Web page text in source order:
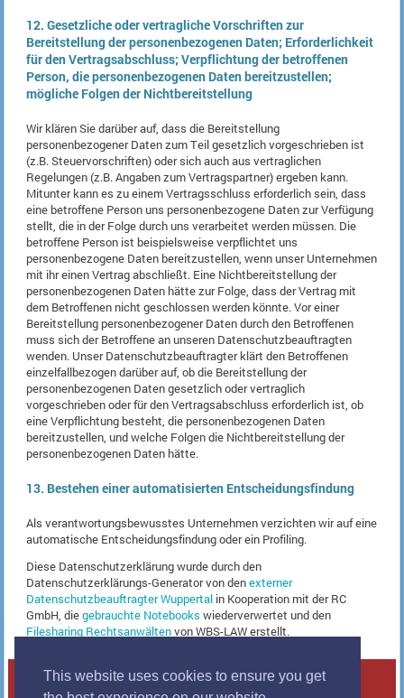
This website uses cookies to ensure you get
12. Gesetzliche oder vertragliche Vorschriften zur
Bereitstellung der personenbezogenen Daten; Erforderlichkeit
für den Vertragsabschluss; Verpflichtung der betroffenen
Person, die personenbezogenen Daten bereitzustellen;
mögliche Folgen der Nichtbereitstellung
Wir klären Sie darüber auf, dass die Bereitstellung
personenbezogener Daten zum Teil gesetzlich vorgeschrieben ist
(z.B. Steuervorschriften) oder sich auch aus vertraglichen
Regelungen (z.B. Angaben zum Vertragspartner) ergeben kann.
Mitunter kann es zu einem Vertragsschluss erforderlich sein, dass
eine betroffene Person uns personenbezogene Daten zur Verfügung
stellt, die in der Folge durch uns verarbeitet werden müssen. Die
betroffene Person ist beispielsweise verpflichtet uns
personenbezogene Daten bereitzustellen, wenn unser Unternehmen
mit ihr einen Vertrag abschließt. Eine Nichtbereitstellung der
personenbezogenen Daten hätte zur Folge, dass der Vertrag mit
dem Betroffenen nicht geschlossen werden könnte. Vor einer
Bereitstellung personenbezogener Daten durch den Betroffenen
muss sich der Betroffene an unseren Datenschutzbeauftragten
wenden. Unser Datenschutzbeauftragter klärt den Betroffenen
einzelfallbezogen darüber auf, ob die Bereitstellung der
personenbezogenen Daten gesetzlich oder vertraglich
vorgeschrieben oder für den Vertragsabschluss erforderlich ist, ob
eine Verpflichtung besteht, die personenbezogenen Daten
bereitzustellen, und welche Folgen die Nichtbereitstellung der
personenbezogenen Daten hätte.
13. Bestehen einer automatisierten Entscheidungsfindung
Als verantwortungsbewusstes Unternehmen verzichten wir auf eine
automatische Entscheidungsfindung oder ein Profiling.
Diese Datenschutzerklärung wurde durch den
Datenschutzerklärungs-Generator von denexterner
Datenschutzbeauftragter Wuppertal in Kooperation mit der RC
GmbH, diegebrauchte Notebooks wiederverwertet und den
Filesharing Rechtsanwältenvon WBS-LAW erstellt.
Copyright © 2011-2026. All Rights Reserved.